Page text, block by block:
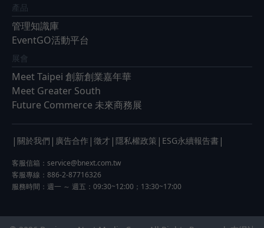
產品
管理知識庫
EventGO活動平台
展會
Meet Taipei 創新創業嘉年華
Meet Greater South
Future Commerce 未來商務展
| 關於我們 | 廣告合作 | 徵才 | 隱私權政策 | ESG永續報告書 |
客服信箱： service@bnext.com.tw
客服專線：886-2-87716326
服務時間：週一 ～ 週五：09:30~12:00；13:30~17:00